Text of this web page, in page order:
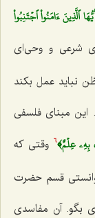
ٱلَّذِينَ ءَامَنُواْ ٱجۡتَنِبُواْ
شرعی و وحی‌ای
نباید عمل بکند
این مبنای فلسفی
عِلۡمٌ﴾6
وقتی که
قسم حضرت
بگو. آن مفاسدی